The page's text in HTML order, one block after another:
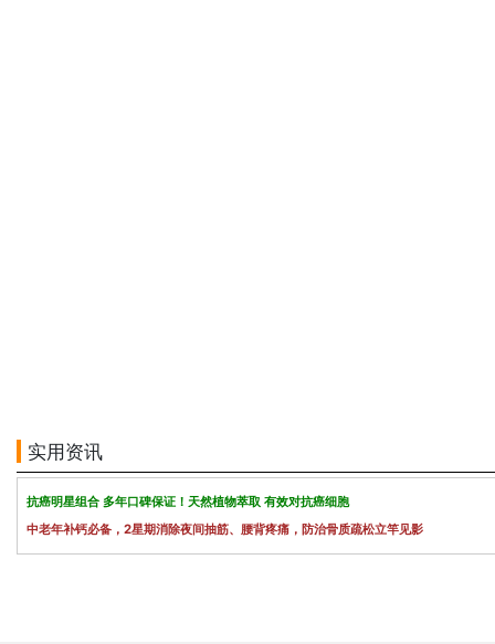
实用资讯
抗癌明星组合 多年口碑保证！天然植物萃取 有效对抗癌细胞
中老年补钙必备，2星期消除夜间抽筋、腰背疼痛，防治骨质疏松立竿见影